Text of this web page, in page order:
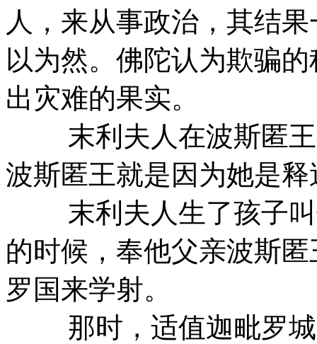
人，来从事政治，其结
以为然。佛陀认为欺骗
出灾难的果实。
末利夫人在波斯匿王
波斯匿王就是因为她是
末利夫人生了孩子叫
的时候，奉他父亲波斯
罗国来学射。
那时，适值迦毗罗城